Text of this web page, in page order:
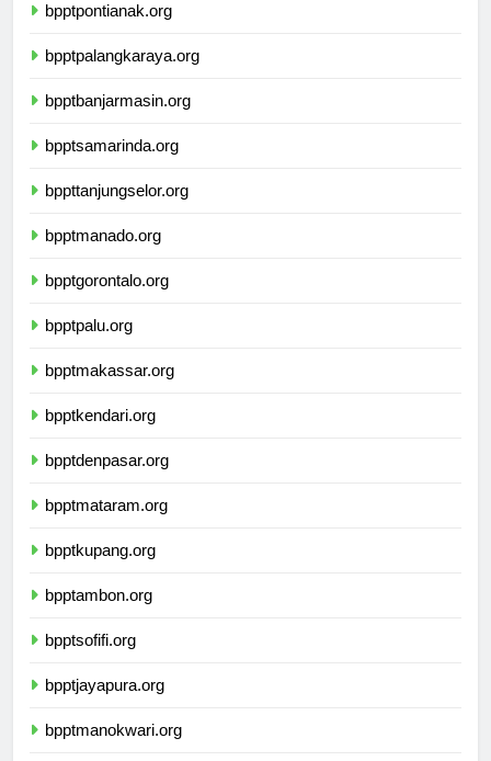
bpptpontianak.org
bpptpalangkaraya.org
bpptbanjarmasin.org
bpptsamarinda.org
bppttanjungselor.org
bpptmanado.org
bpptgorontalo.org
bpptpalu.org
bpptmakassar.org
bpptkendari.org
bpptdenpasar.org
bpptmataram.org
bpptkupang.org
bpptambon.org
bpptsofifi.org
bpptjayapura.org
bpptmanokwari.org